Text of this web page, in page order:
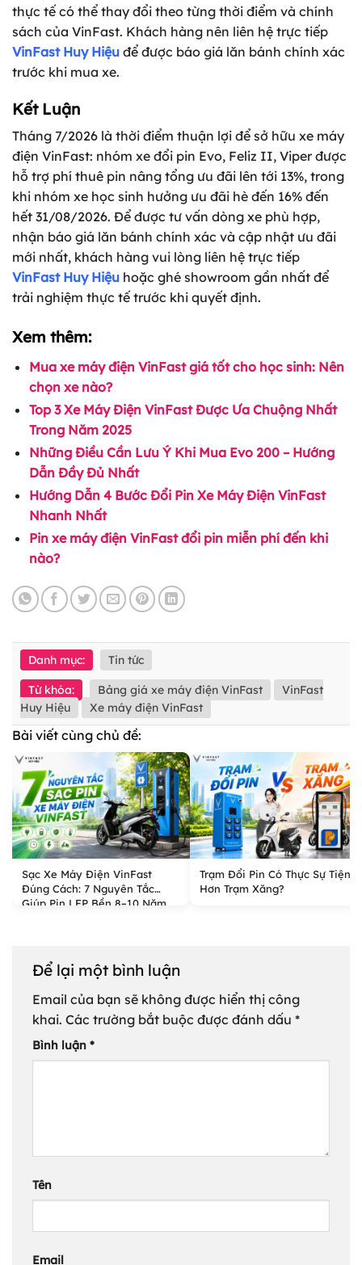
thực tế có thể thay đổi theo từng thời điểm và chính
sách của VinFast. Khách hàng nên liên hệ trực tiếp
VinFast Huy Hiệu để được báo giá lăn bánh chính xác
trước khi mua xe.
Kết Luận
Tháng 7/2026 là thời điểm thuận lợi để sở hữu xe máy
điện VinFast: nhóm xe đổi pin Evo, Feliz II, Viper được
hỗ trợ phí thuê pin nâng tổng ưu đãi lên tới 13%, trong
khi nhóm xe học sinh hưởng ưu đãi hè đến 16% đến
hết 31/08/2026. Để được tư vấn dòng xe phù hợp,
nhận báo giá lăn bánh chính xác và cập nhật ưu đãi
mới nhất, khách hàng vui lòng liên hệ trực tiếp
VinFast Huy Hiệu hoặc ghé showroom gần nhất để
trải nghiệm thực tế trước khi quyết định.
Xem thêm:
Mua xe máy điện VinFast giá tốt cho học sinh: Nên
chọn xe nào?
Top 3 Xe Máy Điện VinFast Được Ưa Chuộng Nhất
Trong Năm 2025
Những Điều Cần Lưu Ý Khi Mua Evo 200 – Hướng
Dẫn Đầy Đủ Nhất
Hướng Dẫn 4 Bước Đổi Pin Xe Máy Điện VinFast
Nhanh Nhất
Pin xe máy điện VinFast đổi pin miễn phí đến khi
nào?
Danh mục: Tin tức
Từ khóa: Bảng giá xe máy điện VinFast
VinFast
Huy Hiệu
Xe máy điện VinFast
Bài viết cùng chủ đề:
Sạc Xe Máy Điện VinFast
Đúng Cách: 7 Nguyên Tắc
Giúp Pin LFP Bền 8–10 Năm
Trạm Đổi Pin Có Thực Sự Tiện
Hơn Trạm Xăng?
Để lại một bình luận
Email của bạn sẽ không được hiển thị công
khai. Các trường bắt buộc được đánh dấu *
Bình luận *
Tên
Email